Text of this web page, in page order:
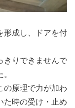
形成し、ドアを付
きりできませんで
の原理で力が加わ
た時の受け・止め